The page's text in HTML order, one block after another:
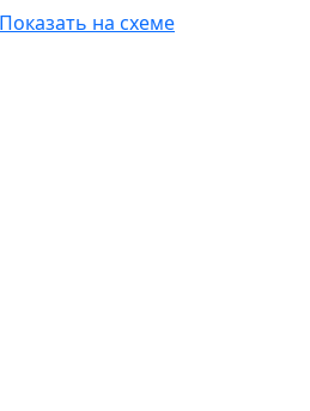
Показать на схеме